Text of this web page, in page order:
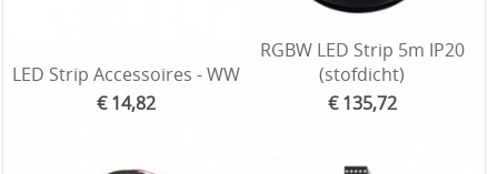
LED Strip Accessoires - WW
€ 14,82
RGBW LED Strip 5m IP20
(stofdicht)
€ 135,72